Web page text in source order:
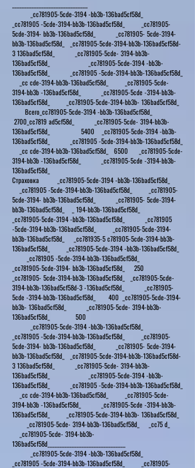
_cc781905-5cde-3194 -bb3b-136bad5cf58d_
_cc781905 -5cde-3194-bb3b-136bad5cf58d_ _cc781905-
5cde-3194- bb3b-136bad5cf58d_ _cc781905- 5cde-3194-
bb3b-136bad5cf58d_ _cc781905-5cde-3194-bb3b-136bad5cf58d-
3 136bad5cf58d_ _cc781905-5cde- 3194-bb3b-
136bad5cf58d_ _cc781905-5cde-3194 -bb3b-
136bad5cf58d_ _cc781905 -5cde-3194-bb3b-136bad5cf58d_
_cc cde-3194-bb3b-136bad5cf58d_ _cc781905-5cde-
3194-bb3b -136bad5cf58d_ _cc781905-5cde -3194-bb3b-
136bad5cf58d_ _cc781905-5cde-3194-bb3b- 136bad5cf58d_
Всего_cc781905-5cde-3194 -bb3b-136bad5cf58d_
2700_cc7819 ad5cf58d_ _cc781905-5cde- 3194-bb3b-
136bad5cf58d_ 5400 _cc781905-5cde-3194 -bb3b-
136bad5cf58d_ _cc781905 -5cde-3194-bb3b-136bad5cf58d_
_cc cde-3194-bb3b-136bad5cf58d_ 6500 _cc781905-5cde-
3194-bb3b -136bad5cf58d_ _cc781905-5cde -3194-bb3b-
136bad5cf58d_
Страховка _cc781905-5cde-3194 -bb3b-136bad5cf58d_
_cc781905 -5cde-3194-bb3b-136bad5cf58d_ _cc781905-
5cde-3194- bb3b-136bad5cf58d_ _cc781905- 5cde-3194-
bb3b-136bad5cf58d_ _ 194-bb3b-136bad5cf58d_
_cc781905-5cde-3194 -bb3b-136bad5cf58d_ _cc781905
-5cde-3194-bb3b-136bad5cf58d_ _cc781905-5cde-3194-
bb3b-136bad5cf58d_ _cc781935-5 c781905-5cde-3194-bb3b-
136bad5cf58d_ _cc781905-5cde-3194 -bb3b-136bad5cf58d_
_cc781905 -5cde-3194-bb3b-136bad5cf58d_
_cc781905-5cde-3194- bb3b-136bad5cf58d_ 250
_cc781905- 5cde-3194-bb3b-136bad5cf58d_ _cc781905-5cde-
3194-bb3b-136bad5cf58d-3 -136bad5cf58d_ _cc781905-
5cde -3194-bb3b-136bad5cf58d_ 400 _cc781905-5cde-3194-
bb3b- 136bad5cf58d_ _cc781905-5cde- 3194-bb3b-
136bad5cf58d_ 500
_cc781905-5cde-3194 -bb3b-136bad5cf58d_
_cc781905 -5cde-3194-bb3b-136bad5cf58d_ _cc781905-
5cde-3194- bb3b-136bad5cf58d_ _cc781905- 5cde-3194-
bb3b-136bad5cf58d_ _cc781905-5cde-3194-bb3b-136bad5cf58d-
3 136bad5cf58d_ _cc781905-5cde- 3194-bb3b-
136bad5cf58d_ _cc781905-5cde-3194 -bb3b-
136bad5cf58d_ _cc781905 -5cde-3194-bb3b-136bad5cf58d_
_cc cde-3194-bb3b-136bad5cf58d_ _cc781905-5cde-
3194-bb3b -136bad5cf58d_ _cc781905-5cde -3194-bb3b-
136bad5cf58d_ _cc781905-5cde-3194-bb3b- 136bad5cf58d_
_cc781905-5cde- 3194-bb3b-136bad5cf58d_ _cc75 d_
_cc781905-5cde- 3194-bb3b-
136bad5cf58d________________________________
_cc781905-5cde-3194 -bb3b-136bad5cf58d_
_cc781905 -5cde-3194-bb3b-136bad5cf58d_ _cc781905-